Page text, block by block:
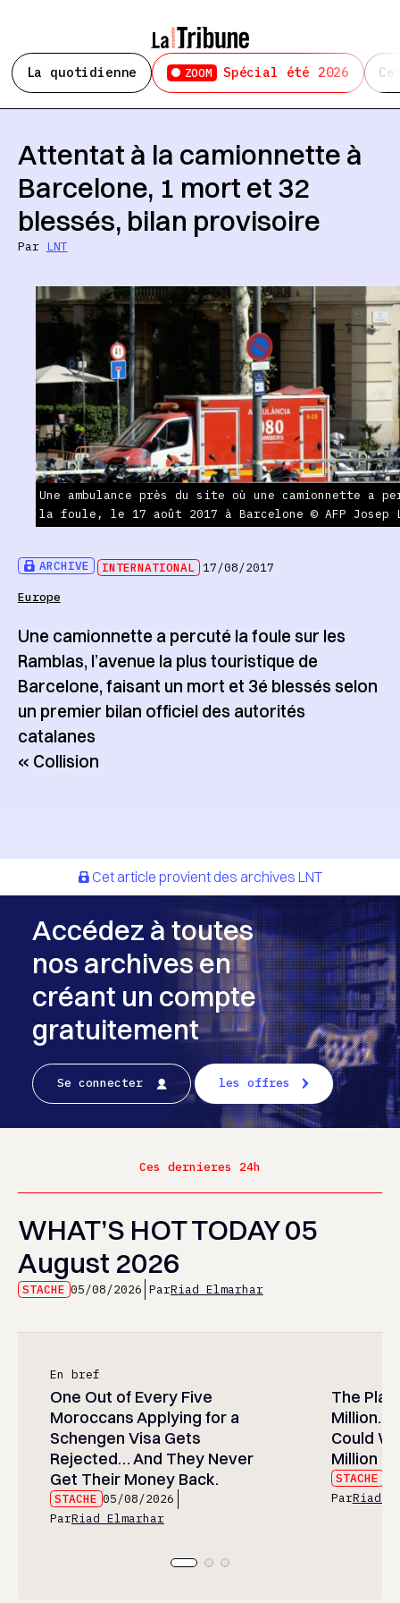
La quotidienne ZOOM Spécial été 2026
ARCHIVE INTERNATIONAL 17/08/2017
Europe
Attentat à la camionnette à
Barcelone, 1 mort et 32
blessés, bilan provisoire
Par LNT
Une ambulance près du site où une camionnette a
la foule, le 17 août 2017 à Barcelone © AFP Josep
Une camionnette a percuté la foule sur les
Ramblas, l’avenue la plus touristique de
Barcelone, faisant un mort et 3é blessés selon
un premier bilan officiel des autorités
catalanes
« Collision
Cet article provient des archives LNT
Accédez à toutes
nos archives en
créant un compte
gratuitement
Se connecter les offres
Ces dernieres 24h
WHAT’S HOT TODAY 05
August 2026
STACHE 05/08/2026 ParRiad Elmarhar
En bref
One Out of Every Five
Moroccans Applying for a
Schengen Visa Gets
Rejected… And They Never
Get Their Money Back.
STACHE 05/08/2026
ParRiad Elmarhar
The
Million…
Could
Million
STACHE
ParRiad